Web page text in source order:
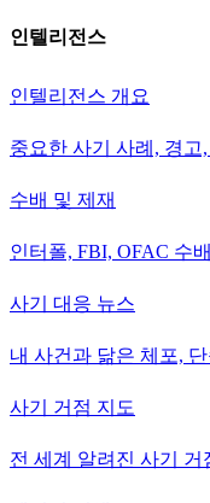
인텔리전스
인텔리전스 개요
중요한 사기 사례, 경고
수배 및 제재
인터폴, FBI, OFAC 수
사기 대응 뉴스
내 사건과 닮은 체포,
사기 거점 지도
전 세계 알려진 사기 거